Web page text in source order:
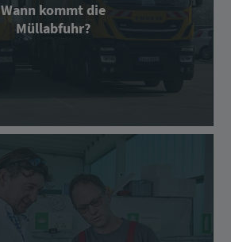
Wann kommt die
Müllabfuhr?